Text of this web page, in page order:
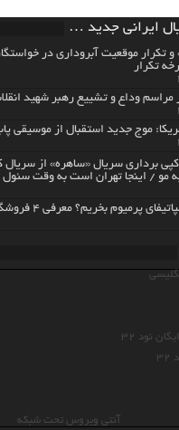
ایرانی جدید …
تکرار موقعیت آبروداری در
موج جدید استقبال از موسیقی
برداری سریال «ساهره» از
مو / اینجا تهران است به وقت سئول
بخریم؟ معرفی ۴ فروشگاه معتبر ایرانی
نود 32
آنتی ویروس تحت شبکه